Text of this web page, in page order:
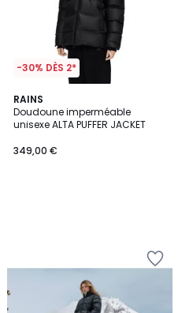
-30% DÈS 2*
RAINS
Doudoune imperméable
unisexe ALTA PUFFER JACKET
349,00 €